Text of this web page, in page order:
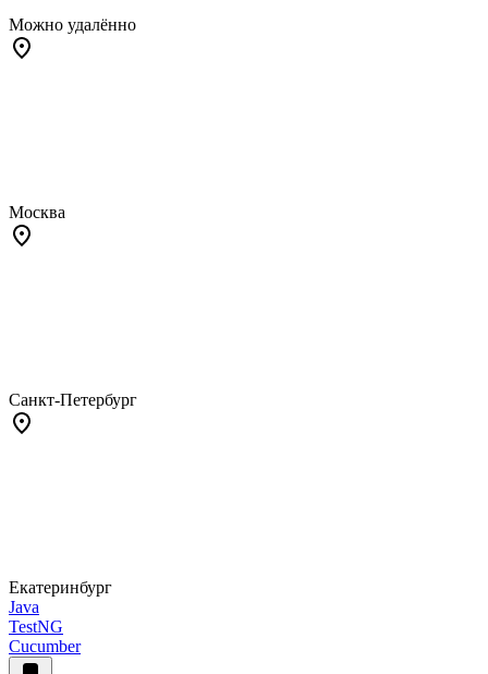
Можно удалённо
Москва
Санкт-Петербург
Екатеринбург
Java
TestNG
Cucumber